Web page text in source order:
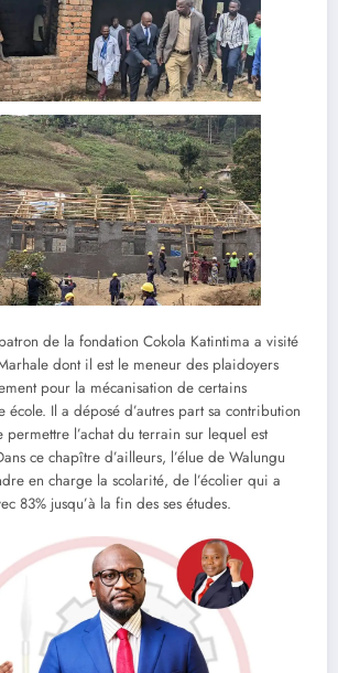
de la fondation Cokola Katintima a visité
dont il est le meneur des plaidoyers
pour la mécanisation de certains
école. Il a déposé d’autres part sa contribution
l’achat du terrain sur lequel est
ce chapître d’ailleurs, l’élue de Walungu
en charge la scolarité, de l’écolier qui a
83% jusqu’à la fin des ses études.